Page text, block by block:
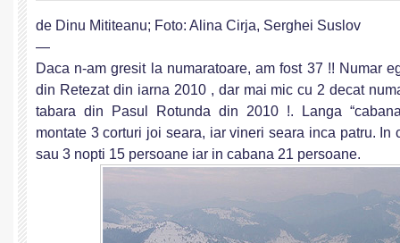
de Dinu Mititeanu; Foto: Alina Cirja, Serghei Suslov
—
Daca n-am gresit la numaratoare, am fost 37 !! Numar
din Retezat din iarna 2010 , dar mai mic cu 2 decat
tabara din Pasul Rotunda din 2010 !. Langa
montate 3 corturi joi seara, iar vineri seara inca patru. In
sau 3 nopti 15 persoane iar in cabana 21 persoane.